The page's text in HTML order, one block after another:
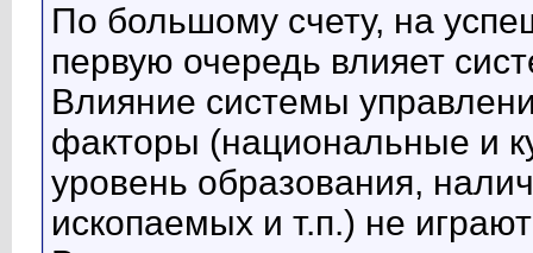
По большому счету, на
первую очередь влияет
Влияние системы
факторы (национальные и
уровень образования,
ископаемых и т.п.) не